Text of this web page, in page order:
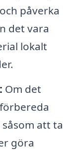
påverka
det vara
lokalt
Om det
att ta
göra